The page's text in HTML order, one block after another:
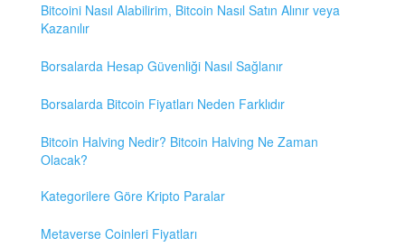
Bitcoini Nasıl Alabilirim, Bitcoin Nasıl Satın Alınır veya
Kazanılır
Borsalarda Hesap Güvenliği Nasıl Sağlanır
Borsalarda Bitcoin Fiyatları Neden Farklıdır
Bitcoin Halving Nedir? Bitcoin Halving Ne Zaman
Olacak?
Kategorilere Göre Kripto Paralar
Metaverse Coinleri Fiyatları